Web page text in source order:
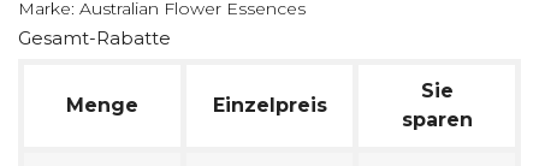
Marke: Australian Flower Essences
Gesamt-Rabatte
Menge Einzelpreis
Sie
sparen